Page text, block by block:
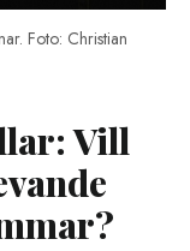
Foto: Christian
Vill